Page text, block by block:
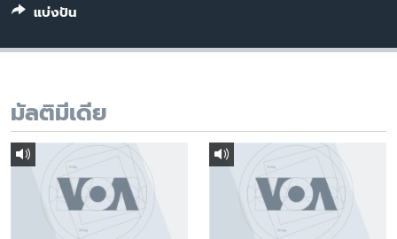
พอดคาสต์
เลือกภาษา
แบ่งปัน
มัลติมีเดีย